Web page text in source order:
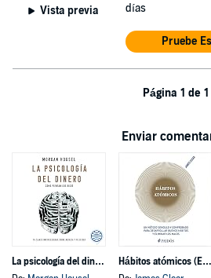
Vista previa
días
Pruebe
Página 1 de 1
Enviar
La psicología del dinero
Hábitos atómicos (Español neutro)